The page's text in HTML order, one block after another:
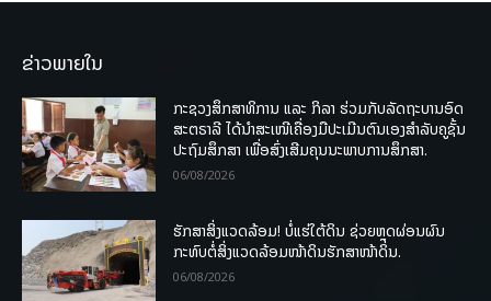
ຂ່າວພາຍໃນ
ກະຊວງສຶກສາທິການ ແລະ ກິລາ ຮ່ວມກັບລັດຖະບານອົດ
ສະຕຣາລີ ໄດ້ນຳສະເໜີເຄື່ອງມືປະເມີນຕົນເອງສຳລັບຄູຊັ້ນ
ປະຖົມສຶກສາ ເພື່ອສົ່ງເສີມຄຸນນະພາບການສຶກສາ.
06/08/2026
ຮັກສາສິ່ງແວດລ້ອມ! ບໍ່ແຮ່ໃຕ້ດິນ ຊ່ວຍຫຼຸດຜ່ອນຜົນ
ກະທົບຕໍ່ສິ່ງແວດລ້ອມໜ້າດິນຮັກສາໜ້າດິນ.
06/08/2026